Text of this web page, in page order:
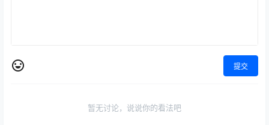
提交
暂无讨论，说说你的看法吧